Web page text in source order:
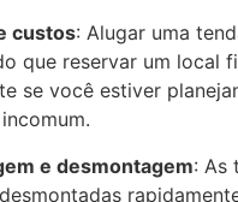
custos: Alugar uma
que reservar um local
se você estiver
e desmontagem: As